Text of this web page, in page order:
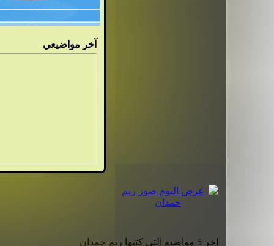
آخر مواضيعي
اخر 5 مواضيع التي كتبها ريم حمدان